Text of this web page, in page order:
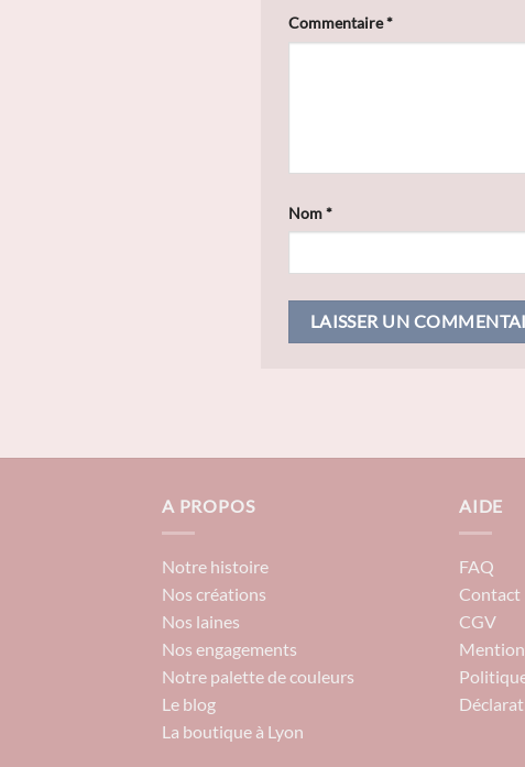
Commentaire*
Nom*
A PROPOS
Notre histoire
Nos créations
Nos laines
Nos engagements
Notre palette de couleurs
Le blog
La boutique à Lyon
AIDE
FAQ
Contact
CGV